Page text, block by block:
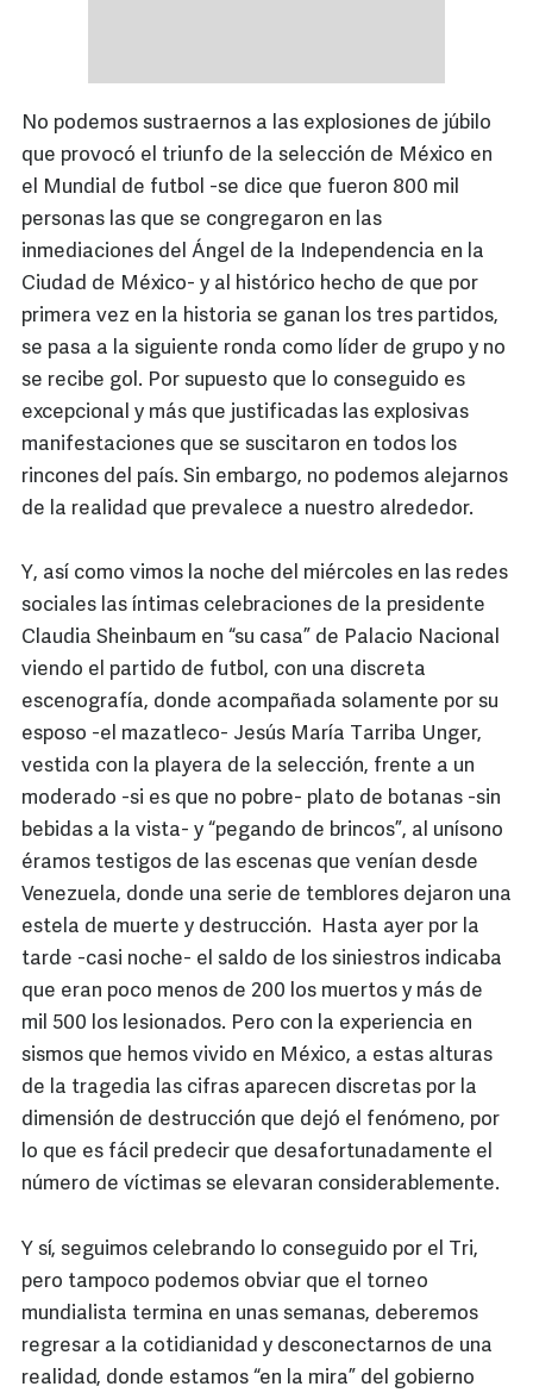
No podemos sustraernos a las explosiones de júbilo
que provocó el triunfo de la selección de México en
el Mundial de futbol -se dice que fueron 800 mil
personas las que se congregaron en las
inmediaciones del Ángel de la Independencia en la
Ciudad de México- y al histórico hecho de que por
primera vez en la historia se ganan los tres partidos,
se pasa a la siguiente ronda como líder de grupo y no
se recibe gol. Por supuesto que lo conseguido es
excepcional y más que justificadas las explosivas
manifestaciones que se suscitaron en todos los
rincones del país. Sin embargo, no podemos alejarnos
de la realidad que prevalece a nuestro alrededor.
Y, así como vimos la noche del miércoles en las redes
sociales las íntimas celebraciones de la presidente
Claudia Sheinbaum en “su casa” de Palacio Nacional
viendo el partido de futbol, con una discreta
escenografía, donde acompañada solamente por su
esposo -el mazatleco- Jesús María Tarriba Unger,
vestida con la playera de la selección, frente a un
moderado -si es que no pobre- plato de botanas -sin
bebidas a la vista- y “pegando de brincos”, al unísono
éramos testigos de las escenas que venían desde
Venezuela, donde una serie de temblores dejaron una
estela de muerte y destrucción. Hasta ayer por la
tarde -casi noche- el saldo de los siniestros indicaba
que eran poco menos de 200 los muertos y más de
mil 500 los lesionados. Pero con la experiencia en
sismos que hemos vivido en México, a estas alturas
de la tragedia las cifras aparecen discretas por la
dimensión de destrucción que dejó el fenómeno, por
lo que es fácil predecir que desafortunadamente el
número de víctimas se elevaran considerablemente.
Y sí, seguimos celebrando lo conseguido por el Tri,
pero tampoco podemos obviar que el torneo
mundialista termina en unas semanas, deberemos
regresar a la cotidianidad y desconectarnos de una
realidad, donde estamos “en la mira” del gobierno